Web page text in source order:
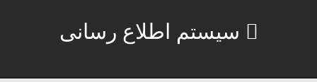
سیستم اطلاع رسانی